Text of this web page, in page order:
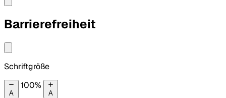
Barrierefreiheit
Schriftgröße
A
100%
A